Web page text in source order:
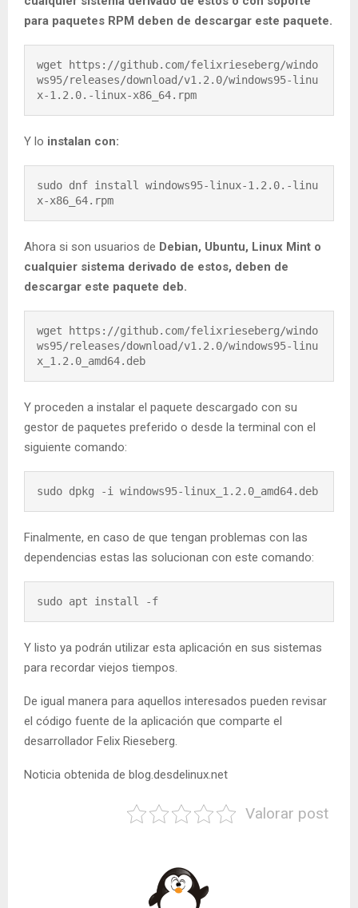
para paquetes RPM deben de descargar este paquete.
wget https://github.com/felixrieseberg/windo
ws95/releases/download/v1.2.0/windows95-linu
x-1.2.0.-linux-x86_64.rpm
Y lo instalan con:
sudo dnf install windows95-linux-1.2.0.-linu
x-x86_64.rpm
Ahora si son usuarios de Debian, Ubuntu, Linux Mint o
cualquier sistema derivado de estos, deben de
descargar este paquete deb.
wget https://github.com/felixrieseberg/windo
ws95/releases/download/v1.2.0/windows95-linu
x_1.2.0_amd64.deb
Y proceden a instalar el paquete descargado con su
gestor de paquetes preferido o desde la terminal con el
siguiente comando:
sudo dpkg -i windows95-linux_1.2.0_amd64.deb
Finalmente, en caso de que tengan problemas con las
dependencias estas las solucionan con este comando:
sudo apt install -f
Y listo ya podrán utilizar esta aplicación en sus sistemas
para recordar viejos tiempos.
De igual manera para aquellos interesados pueden revisar
el código fuente de la aplicación que comparte el
desarrollador Felix Rieseberg.
Noticia obtenida de blog.desdelinux.net
Valorar post